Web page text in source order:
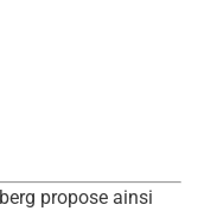
propose ainsi